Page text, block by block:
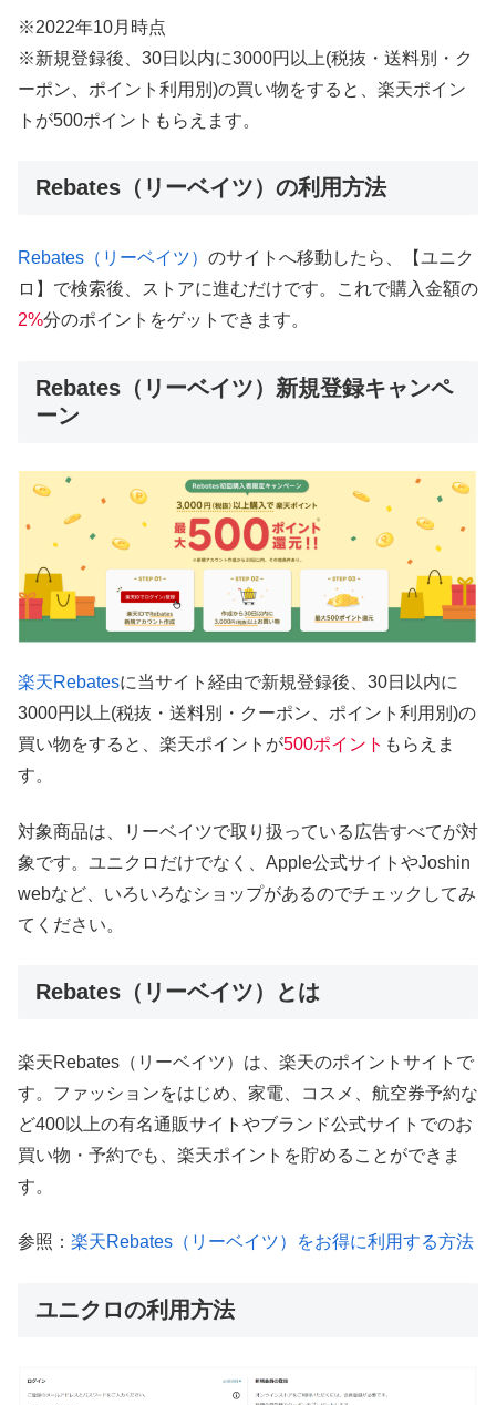
※2022年10月時点
※新規登録後、30日以内に3000円以上(税抜・送料別・ク
ーポン、ポイント利用別)の買い物をすると、楽天ポイン
トが500ポイントもらえます。
Rebates（リーベイツ）の利用方法
Rebates（リーベイツ） のサイトへ移動したら、【ユニク
ロ】で検索後、ストアに進むだけです。これで購入金額の
2%分のポイントをゲットできます。
Rebates（リーベイツ）新規登録キャンペ
ーン
楽天Rebatesに当サイト経由で新規登録後、30日以内に
3000円以上(税抜・送料別・クーポン、ポイント利用別)の
買い物をすると、楽天ポイントが500ポイント もらえま
す。
対象商品は、リーベイツで取り扱っている広告すべてが対
象です。ユニクロだけでなく、Apple公式サイトやJoshin
webなど、いろいろなショップがあるのでチェックしてみ
てください。
Rebates（リーベイツ）とは
楽天Rebates（リーベイツ）は、楽天のポイントサイトで
す。ファッションをはじめ、​家電、コスメ、航空券予約な
ど400以上の有名通販サイトやブランド公式サイトでのお
買い物・予約でも、楽天ポイントを貯めることができま
す。
参照： 楽天Rebates（リーベイツ）をお得に利用する方法
ユニクロの利用方法